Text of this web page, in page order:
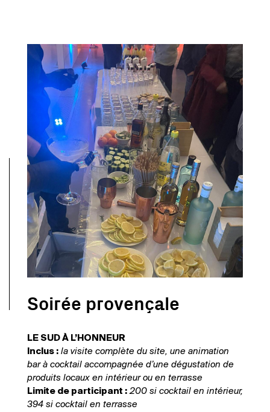
Soirée provençale
LE SUD À L’HONNEUR
Inclus : la visite complète du site, une animation
bar à cocktail accompagnée d’une dégustation de
produits locaux en intérieur ou en terrasse
Limite de participant : 200 si cocktail en intérieur,
394 si cocktail en terrasse